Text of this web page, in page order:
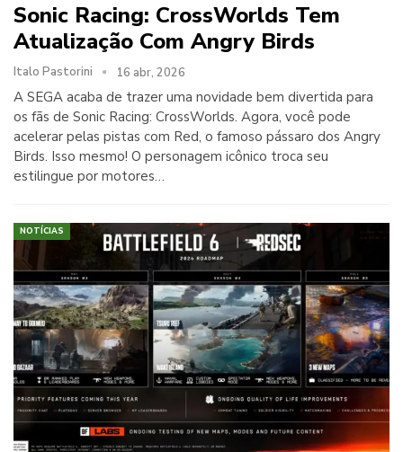
Sonic Racing: CrossWorlds Tem
Atualização Com Angry Birds
Italo Pastorini 16 abr, 2026
A SEGA acaba de trazer uma novidade bem divertida para
os fãs de Sonic Racing: CrossWorlds. Agora, você pode
acelerar pelas pistas com Red, o famoso pássaro dos Angry
Birds. Isso mesmo! O personagem icônico troca seu
estilingue por motores…
NOTÍCIAS